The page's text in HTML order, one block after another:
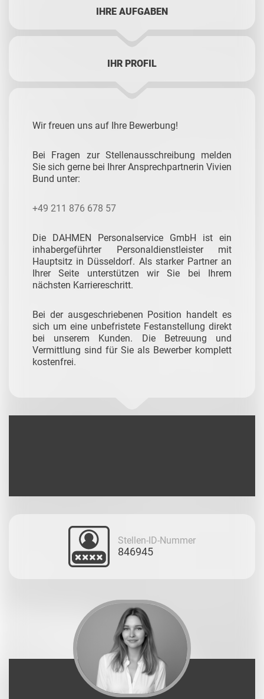
IHRE AUFGABEN
IHR PROFIL
Wir freuen uns auf Ihre Bewerbung!
Bei Fragen zur Stellenausschreibung melden
Sie sich gerne bei Ihrer Ansprechpartnerin Vivien
Bund unter:
+49 211 876 678 57
Die DAHMEN Personalservice GmbH ist ein
inhabergeführter Personaldienstleister mit
Hauptsitz in Düsseldorf. Als starker Partner an
Ihrer Seite unterstützen wir Sie bei Ihrem
nächsten Karriereschritt.
Bei der ausgeschriebenen Position handelt es
sich um eine unbefristete Festanstellung direkt
bei unserem Kunden. Die Betreuung und
Vermittlung sind für Sie als Bewerber komplett
kostenfrei.
Stellen-ID-Nummer
846945